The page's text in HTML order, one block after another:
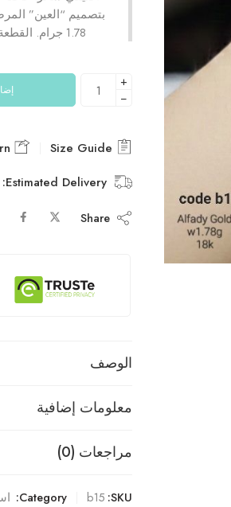
بتصميم “العين”
1.78 جرام. القطعة المثالية للمناسبات والهدايا الفاخرة. تسوقي الأناقة الآن!
+
−
Estimated Delivery:
الوصف
معلومات إضافية
مراجعات (0)
SKU:
b15
Category: